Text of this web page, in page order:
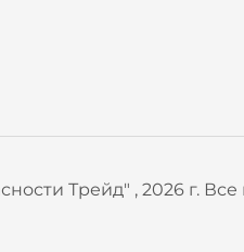
Трейд" , 2026 г.